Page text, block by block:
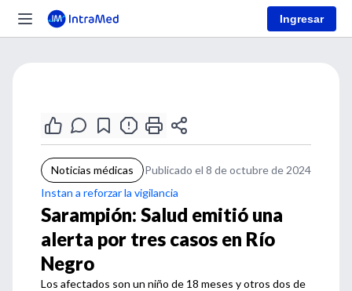
Ingresar
Noticias médicas
Publicado el 8 de octubre de 2024
Instan a reforzar la vigilancia
Sarampión: Salud emitió una
alerta por tres casos en Río
Negro
Los afectados son un niño de 18 meses y otros dos de